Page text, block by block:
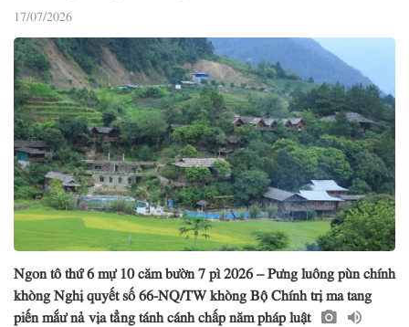
17/07/2026
Ngon tô thứ 6 mự 10 căm bườn 7 pì 2026 – Pưng luông pùn chính
khòng Nghị quyết số 66-NQ/TW khòng Bộ Chính trị ma tang
piến mắư nả vịa tẳng tánh cánh chấp năm pháp luật